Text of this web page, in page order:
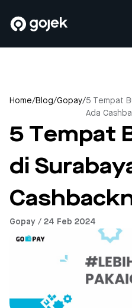
Home/Blog/Gopay/5 Tempat
Ada
5 Tempat
di
Gopay / 24 Feb 2024